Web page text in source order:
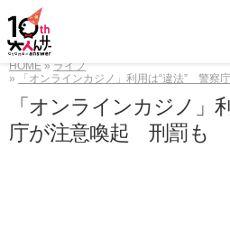
HOME
ライフ
「オンラインカジノ」利用は“違法” 警察
「オンラインカジノ」
庁が注意喚起 刑罰も